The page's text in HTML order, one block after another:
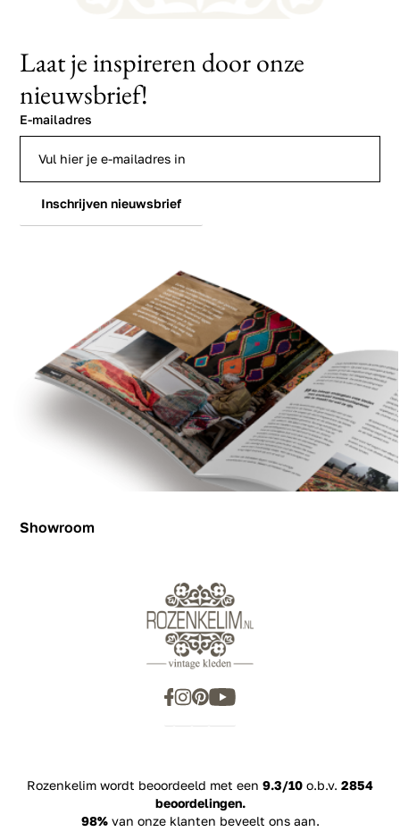
Showroom
Laat je inspireren door onze
nieuwsbrief!
E-mailadres
Inschrijven nieuwsbrief
Rozenkelim wordt beoordeeld met een 9.3/10 o.b.v. 2854
beoordelingen.
98%van onze klanten beveelt ons aan.